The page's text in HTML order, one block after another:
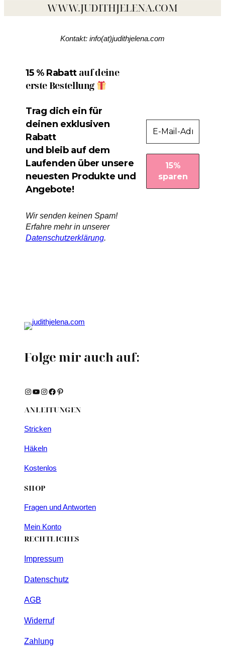
WWW.JUDITHJELENA.COM
Kontakt: info(at)judithjelena.com
15 % Rabattauf deine
erste Bestellung
Trag dich ein für
deinen exklusiven
Rabatt
und bleib auf dem
Laufenden über unsere
neuesten Produkte und
Angebote!
Wir senden keinen Spam!
Erfahre mehr in unserer
Datenschutzerklärung.
Folge mir auch auf:
Instagram YouTube Instagram Facebook Pinterest
ANLEITUNGEN
Stricken
Häkeln
Kostenlos
SHOP
Fragen und Antworten
Mein Konto
RECHTLICHES
Impressum
Datenschutz
AGB
Widerruf
Zahlung